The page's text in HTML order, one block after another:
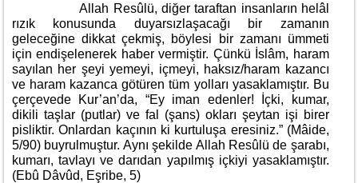
Allah Resûlü, diğer taraftan insanların helâl
rızık konusunda duyarsızlaşacağı bir zamanın
geleceğine dikkat çekmiş, böylesi bir zamanı ümmeti
için endişelenerek haber vermiştir. Çünkü İslâm, haram
sayılan her şeyi yemeyi, içmeyi, haksız/haram kazancı
ve haram kazanca götüren tüm yolları yasaklamıştır. Bu
çerçevede Kur’an’da, “Ey iman edenler! İçki, kumar,
dikili taşlar (putlar) ve fal (şans) okları şeytan işi birer
pisliktir. Onlardan kaçının ki kurtuluşa eresiniz.” (Mâide,
5/90) buyrulmuştur. Aynı şekilde Allah Resûlü de şarabı,
kumarı, tavlayı ve darıdan yapılmış içkiyi yasaklamıştır.
(Ebû Dâvûd, Eşribe, 5)